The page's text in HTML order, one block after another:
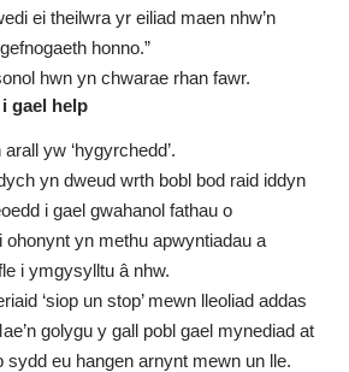
ei theilwra yr eiliad maen nhw’n
honno.”
hwn yn chwarae rhan fawr.
gael help
yw ‘hygyrchedd’.
yn dweud wrth bobl bod raid iddyn
i gael gwahanol fathau o
ohonynt yn methu apwyntiadau a
i ymgysylltu â nhw.
‘siop un stop’ mewn lleoliad addas
golygu y gall pobl gael mynediad at
sydd eu hangen arnynt mewn un lle.